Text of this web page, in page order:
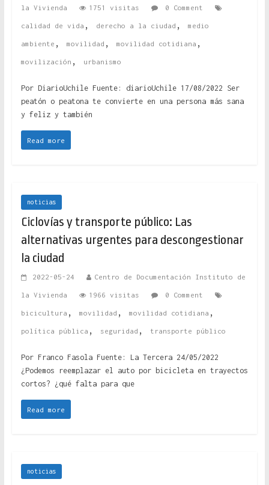
la Vivienda 1751 visitas 0 Comment
calidad de vida , derecho a la ciudad , medio
ambiente , movilidad , movilidad cotidiana ,
movilización , urbanismo
Por DiarioUchile Fuente: diarioUchile 17/08/2022 Ser
peatón o peatona te convierte en una persona más sana
y feliz y también
Read more
noticias
Ciclovías y transporte público: Las
alternativas urgentes para descongestionar
la ciudad
2022-05-24 Centro de Documentación Instituto de
la Vivienda 1966 visitas 0 Comment
bicicultura , movilidad , movilidad cotidiana ,
política pública , seguridad , transporte público
Por Franco Fasola Fuente: La Tercera 24/05/2022
¿Podemos reemplazar el auto por bicicleta en trayectos
cortos? ¿qué falta para que
Read more
noticias